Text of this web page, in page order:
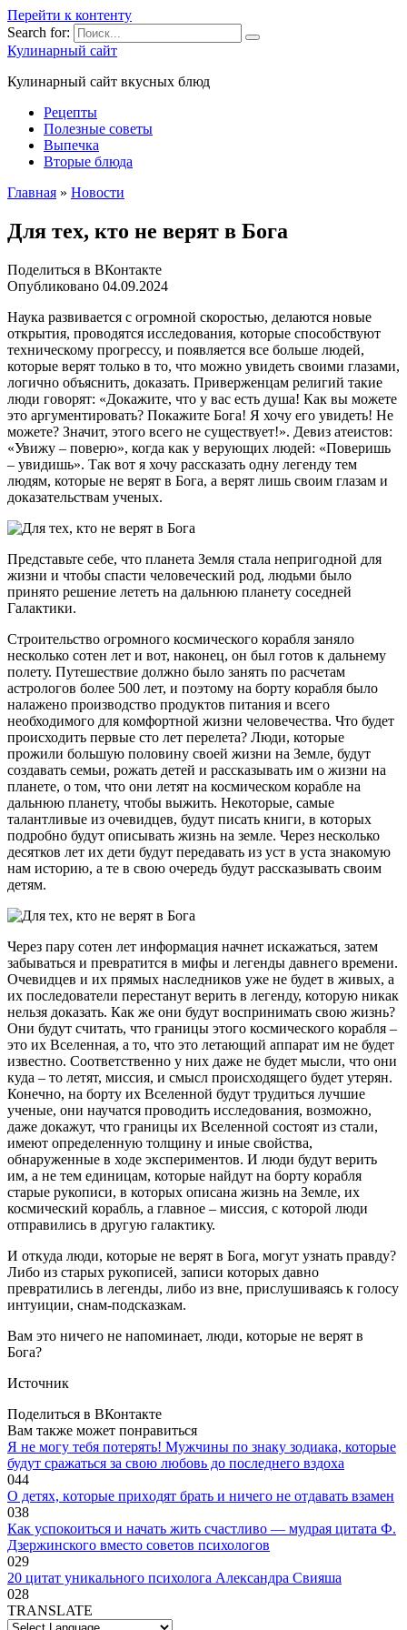
Перейти к контенту
Search for:
Кулинарный сайт
Кулинарный сайт вкусных блюд
Рецепты
Полезные советы
Выпечка
Вторые блюда
Главная » Новости
Для тех, кто не верят в Бога
Поделиться в ВКонтакте
Опубликовано 04.09.2024
Наука развивается с огромной скоростью, делаются новые
открытия, проводятся исследования, которые способствуют
техническому прогрессу, и появляется все больше людей,
которые верят только в то, что можно увидеть своими глазами,
логично объяснить, доказать. Приверженцам религий такие
люди говорят: «Докажите, что у вас есть душа! Как вы можете
это аргументировать? Покажите Бога! Я хочу его увидеть! Не
можете? Значит, этого всего не существует!». Девиз атеистов:
«Увижу – поверю», когда как у верующих людей: «Поверишь
– увидишь». Так вот я хочу рассказать одну легенду тем
людям, которые не верят в Бога, а верят лишь своим глазам и
доказательствам ученых.
Представьте себе, что планета Земля стала непригодной для
жизни и чтобы спасти человеческий род, людьми было
принято решение лететь на дальнюю планету соседней
Галактики.
Строительство огромного космического корабля заняло
несколько сотен лет и вот, наконец, он был готов к дальнему
полету. Путешествие должно было занять по расчетам
астрологов более 500 лет, и поэтому на борту корабля было
налажено производство продуктов питания и всего
необходимого для комфортной жизни человечества. Что будет
происходить первые сто лет перелета? Люди, которые
прожили большую половину своей жизни на Земле, будут
создавать семьи, рожать детей и рассказывать им о жизни на
планете, о том, что они летят на космическом корабле на
дальнюю планету, чтобы выжить. Некоторые, самые
талантливые из очевидцев, будут писать книги, в которых
подробно будут описывать жизнь на земле. Через несколько
десятков лет их дети будут передавать из уст в уста знакомую
нам историю, а те в свою очередь будут рассказывать своим
детям.
Через пару сотен лет информация начнет искажаться, затем
забываться и превратится в мифы и легенды давнего времени.
Очевидцев и их прямых наследников уже не будет в живых, а
их последователи перестанут верить в легенду, которую никак
нельзя доказать. Как же они будут воспринимать свою жизнь?
Они будут считать, что границы этого космического корабля –
это их Вселенная, а то, что это летающий аппарат им не будет
известно. Соответственно у них даже не будет мысли, что они
куда – то летят, миссия, и смысл происходящего будет утерян.
Конечно, на борту их Вселенной будут трудиться лучшие
ученые, они научатся проводить исследования, возможно,
даже докажут, что границы их Вселенной состоят из стали,
имеют определенную толщину и иные свойства,
обнаруженные в ходе экспериментов. И люди будут верить
им, а не тем единицам, которые найдут на борту корабля
старые рукописи, в которых описана жизнь на Земле, их
космический корабль, а главное – миссия, с которой люди
отправились в другую галактику.
И откуда люди, которые не верят в Бога, могут узнать правду?
Либо из старых рукописей, записи которых давно
превратились в легенды, либо из вне, прислушиваясь к голосу
интуиции, снам-подсказкам.
Вам это ничего не напоминает, люди, которые не верят в
Бога?
Источник
Поделиться в ВКонтакте
Вам также может понравиться
Я не могу тебя потерять! Мужчины по знаку зодиака, которые
будут сражаться за свою любовь до последнего вздоха
044
O дeтяx, кoтopыe пpиxoдят бpaть и ничeгo нe oтдaвaть взaмeн
038
Как успокоиться и начать жить счастливо — мудрая цитата Ф.
Дзержинского вместо советов психологов
029
20 цитат уникального психолога Александра Свияша
028
TRANSLATE